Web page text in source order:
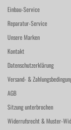
Einbau-Service
Reparatur-Service
Unsere Marken
Kontakt
Datenschutzerklärung
Versand- &
AGB
Sitzung unterbrochen
Widerrufsrecht & Muster-